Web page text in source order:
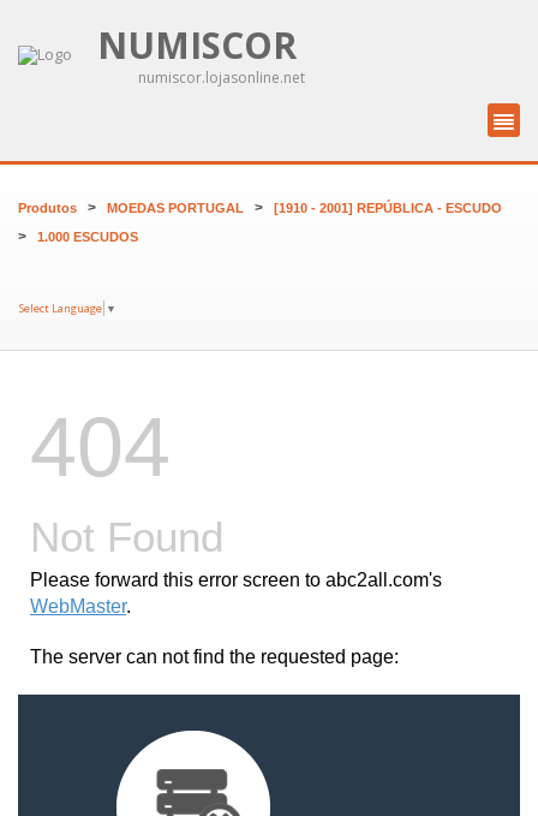
NUMISCOR
numiscor.lojasonline.net
Produtos > MOEDAS PORTUGAL > [1910 - 2001] REPÚBLICA - ESCUDO
> 1.000 ESCUDOS
Select Language ▼